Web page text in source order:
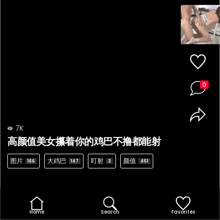
7K
高颜值美女攥着你的鸡巴不撸都能射
图片 166 大鸡巴 147 盯射 3 颜值 451
0
Home Search Favorites